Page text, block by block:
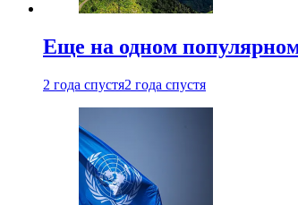
Еще на одном
2 года спустя2 года спустя